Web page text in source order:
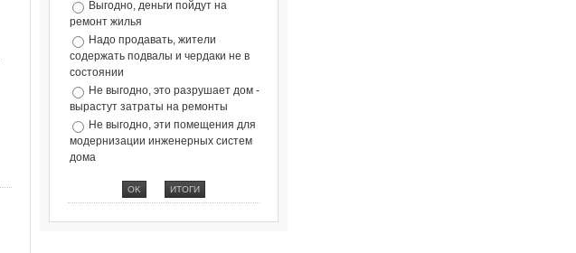
Выгодно, деньги пойдут на
ремонт жилья
Надо продавать, жители
содержать подвалы и чердаки не в
состоянии
Не выгодно, это разрушает дом -
вырастут затраты на ремонты
Не выгодно, эти помещения для
модернизации инженерных систем
дома